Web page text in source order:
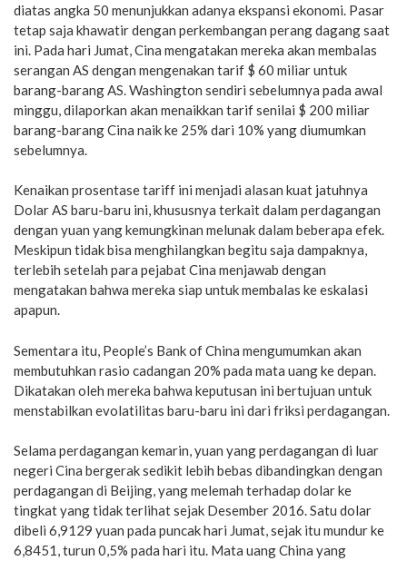
diatas angka 50 menunjukkan adanya ekspansi ekonomi. Pasar
tetap saja khawatir dengan perkembangan perang dagang saat
ini. Pada hari Jumat, Cina mengatakan mereka akan membalas
serangan AS dengan mengenakan tarif $ 60 miliar untuk
barang-barang AS. Washington sendiri sebelumnya pada awal
minggu, dilaporkan akan menaikkan tarif senilai $ 200 miliar
barang-barang Cina naik ke 25% dari 10% yang diumumkan
sebelumnya.
Kenaikan prosentase tariff ini menjadi alasan kuat jatuhnya
Dolar AS baru-baru ini, khususnya terkait dalam perdagangan
dengan yuan yang kemungkinan melunak dalam beberapa efek.
Meskipun tidak bisa menghilangkan begitu saja dampaknya,
terlebih setelah para pejabat Cina menjawab dengan
mengatakan bahwa mereka siap untuk membalas ke eskalasi
apapun.
Sementara itu, People’s Bank of China mengumumkan akan
membutuhkan rasio cadangan 20% pada mata uang ke depan.
Dikatakan oleh mereka bahwa keputusan ini bertujuan untuk
menstabilkan evolatilitas baru-baru ini dari friksi perdagangan.
Selama perdagangan kemarin, yuan yang perdagangan di luar
negeri Cina bergerak sedikit lebih bebas dibandingkan dengan
perdagangan di Beijing, yang melemah terhadap dolar ke
tingkat yang tidak terlihat sejak Desember 2016. Satu dolar
dibeli 6,9129 yuan pada puncak hari Jumat, sejak itu mundur ke
6,8451, turun 0,5% pada hari itu. Mata uang China yang